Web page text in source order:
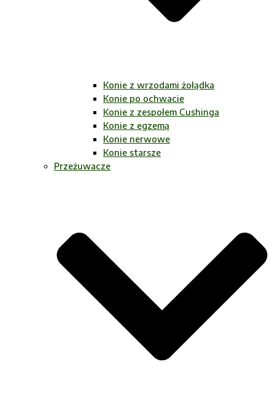
Konie z wrzodami żołądka
Konie po ochwacie
Konie z zespołem Cushinga
Konie z egzemą
Konie nerwowe
Konie starsze
Przeżuwacze